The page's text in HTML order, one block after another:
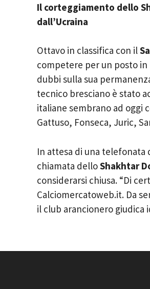
Il corteggiamento dello
dall’Ucraina
Ottavo in classifica con il
competere per un posto in
dubbi sulla sua
tecnico bresciano è stato
italiane sembrano ad oggi
Gattuso, Fonseca, Juric,
In attesa di una telefonata
chiamata delloShakhtar
considerarsi chiusa. “Di
Calciomercatoweb.it. Da
il club arancionero giudica